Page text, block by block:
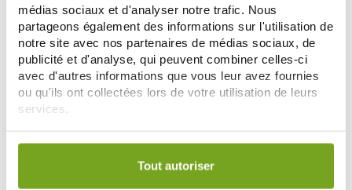
médias sociaux et d'analyser notre trafic. Nous
partageons également des informations sur l'utilisation de
notre site avec nos partenaires de médias sociaux, de
publicité et d'analyse, qui peuvent combiner celles-ci
avec d'autres informations que vous leur avez fournies
ou qu'ils ont collectées lors de votre utilisation de leurs
services.
Votre choix de consentement est conservé pendant une
Tout autoriser
GALLIA
GALLIA CALISMA CROISSANCE 3
BIO +10 MOIS 800G
25,70 €
19,28 €
ДОБАВИТЬ В КОРЗИНУ
BIOSTIME
BIOSTIME SN-2 BIO CHEVRE LAIT
3EME AGE 800G
37,60 €
30,08 €